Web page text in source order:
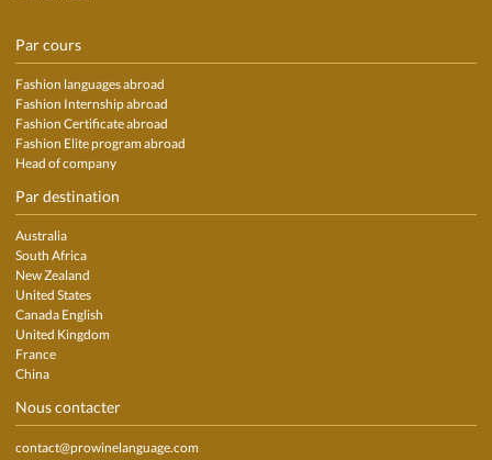
Par cours
Fashion languages abroad
Fashion Internship abroad
Fashion Certificate abroad
Fashion Elite program abroad
Head of company
Par destination
Australia
South Africa
New Zealand
United States
Canada English
United Kingdom
France
China
Nous contacter
contact@prowinelanguage.com